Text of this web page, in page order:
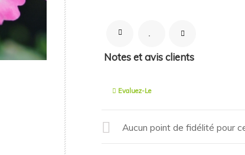
Notes et avis clients
Evaluez-Le
Aucun point de fidélité pour